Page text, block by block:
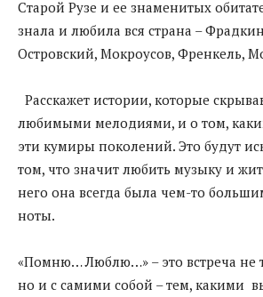
Старой Рузе и ее знаменитых
знала и любила вся страна –
Островский, Мокроусов, Френкель,
Расскажет истории, которые
любимыми мелодиями, и о том,
эти кумиры поколений. Это будут
том, что значит любить музыку и
него она всегда была чем-то
ноты.
«Помню… Люблю…» – это встреча не
но и с самими собой – тем, какими